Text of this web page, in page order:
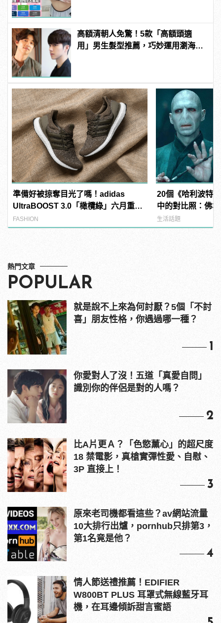
高額清朝人免驚！5款「高額頭適
用」男生髮型推薦，巧妙運用瀏海搶
準備好被掠奪目光了嗎！adidas
UltraBOOST 3.0「橄欖綠」六月重磅
出擊！
FASHION
20個《哈利波特
中的對比照：佛
本空靈大眼正妹！
生活話題
熱門文章
POPULAR
就是說不上來為何討厭？5個「不討
喜」朋友性格，你遇過哪一種？
1
你愛對人了沒！五道「真愛自問」
識別你的伴侶是對的人嗎？
2
比A片更Ａ？「色慾薰心」的超尺度
18 禁電影，真槍實彈性愛、自慰、
3P 直接上！
3
原來老司機都看這些？av網站流量
10大排行出爐，pornhub只排第3，
第1名竟是他？
4
情人節送禮推薦！EDIFIER
W800BT PLUS 耳罩式無線藍牙耳
機，在耳邊傾訴甜言蜜語